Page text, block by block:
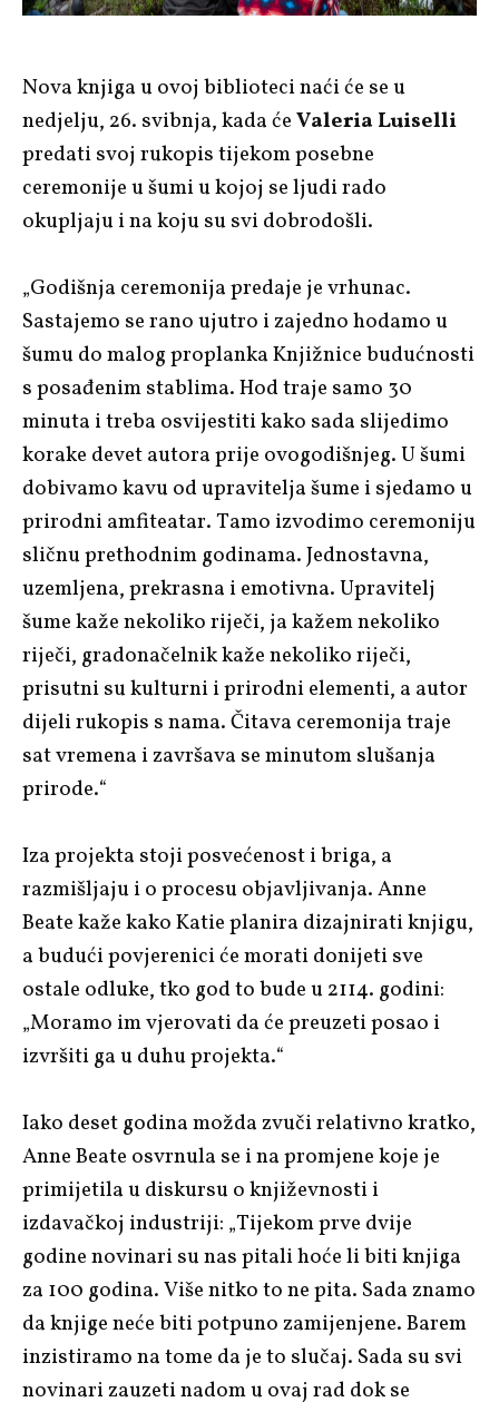
Nova knjiga u ovoj biblioteci naći će seu
nedjelju, 26. svibnja, kada ćeValeria Luiselli
predati svoj rukopis tijekom posebne
ceremonije u šumi u kojoj se ljudi rado
okupljaju i na koju su svi dobrodošli.
„Godišnja ceremonija predaje je vrhunac.
Sastajemo se rano ujutro i zajedno hodamo u
šumu do malog proplanka Knjižnice budućnosti
s posađenim stablima. Hod traje samo 30
minuta i treba osvijestiti kako sada slijedimo
korake devet autora prije ovogodišnjeg. U šumi
dobivamo kavu od upravitelja šume i sjedamo u
prirodni amfiteatar. Tamo izvodimo ceremoniju
sličnu prethodnim godinama. Jednostavna,
uzemljena, prekrasna i emotivna. Upravitelj
šume kaže nekoliko riječi, ja kažem nekoliko
riječi, gradonačelnik kaže nekoliko riječi,
prisutni su kulturni i prirodni elementi, a autor
dijeli rukopis s nama. Čitava ceremonija traje
sat vremena i završava se minutom slušanja
prirode.“
Iza projekta stoji posvećenost i briga, a
razmišljaju i o procesu objavljivanja. Anne
Beate kaže kako Katie planira dizajnirati knjigu,
a budući povjerenici će morati donijeti sve
ostale odluke, tko god to bude u 2114. godini:
„Moramo im vjerovati da će preuzeti posao i
izvršiti ga u duhu projekta.“
Iako deset godina možda zvuči relativno kratko,
Anne Beate osvrnula se i na promjene koje je
primijetila u diskursu o književnosti i
izdavačkoj industriji: „Tijekom prve dvije
godine novinari su nas pitali hoće li biti knjiga
za 100 godina. Više nitko to ne pita. Sada znamo
da knjige neće biti potpuno zamijenjene. Barem
inzistiramo na tome da je to slučaj. Sada su svi
novinari zauzeti nadom u ovaj rad dok se